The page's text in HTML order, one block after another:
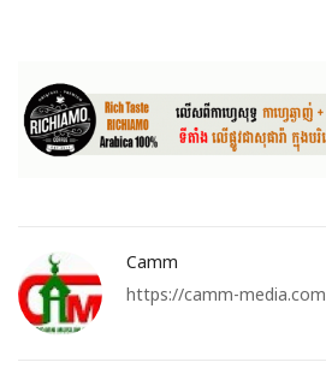
Camm
https://camm-media.com